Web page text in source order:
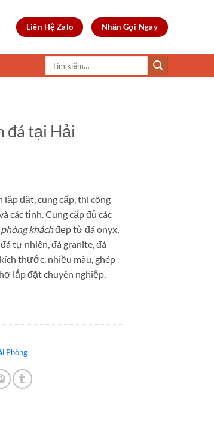
Liên Hệ Zalo Nhấn Gọi Ngay
đá tại Hải
đặt, cung cấp, thi công
các tỉnh. Cung cấp đủ các
kháchđẹp từ đá onyx,
tự nhiên, đá granite, đá
thước, nhiều màu, ghép
lắp đặt chuyên nghiệp,
Phòng